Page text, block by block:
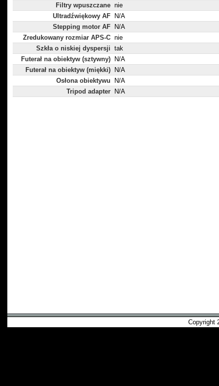
Filtry wpuszczane nie
Ultradźwiękowy AF
N/A
Stepping motor AF
N/A
Zredukowany rozmiar APS-C nie
Szkła o niskiej dyspersji tak
Futerał na obiektyw (sztywny)
N/A
Futerał na obiektyw (miękki)
N/A
Osłona obiektywu
N/A
Tripod adapter
N/A
Copyright